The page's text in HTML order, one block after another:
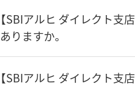
【SBIアルヒ ダイレクト支
ありますか。
【SBIアルヒ ダイレクト支